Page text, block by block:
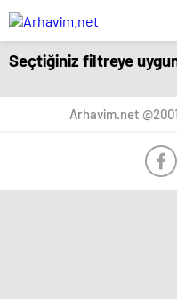
Seçtiğiniz filtreye
Arhavim.net